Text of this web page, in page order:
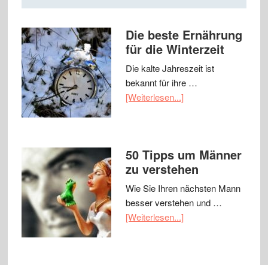
Die beste Ernährung
für die Winterzeit
Die kalte Jahreszeit ist
bekannt für ihre …
[Weiterlesen...]
50 Tipps um Männer
zu verstehen
Wie Sie Ihren nächsten Mann
besser verstehen und …
[Weiterlesen...]